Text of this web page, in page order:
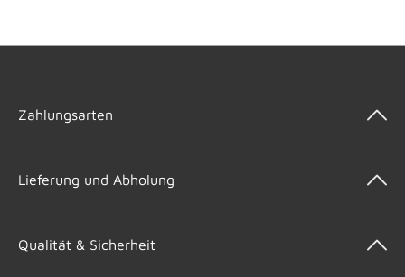
Zahlungsarten
Lieferung und Abholung
Qualität & Sicherheit